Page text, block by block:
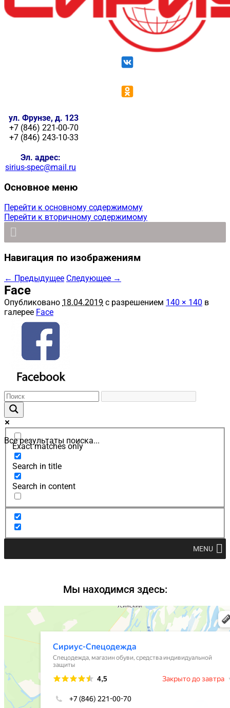
ул. Фрунзе, д. 123
+7 (846) 221-00-70
+7 (846) 243-10-33
Эл. адрес:
sirius-spec@mail.ru
Основное меню
Перейти к основному содержимому
Перейти к вторичному содержимому
Навигация по изображениям
← Предыдущее Следующее →
Face
Опубликовано 18.04.2019 с разрешением 140 × 140 в
галерее Face
Все результаты поиска...
Exact matches only
Search in title
Search in content
MENU
Мы находимся здесь: